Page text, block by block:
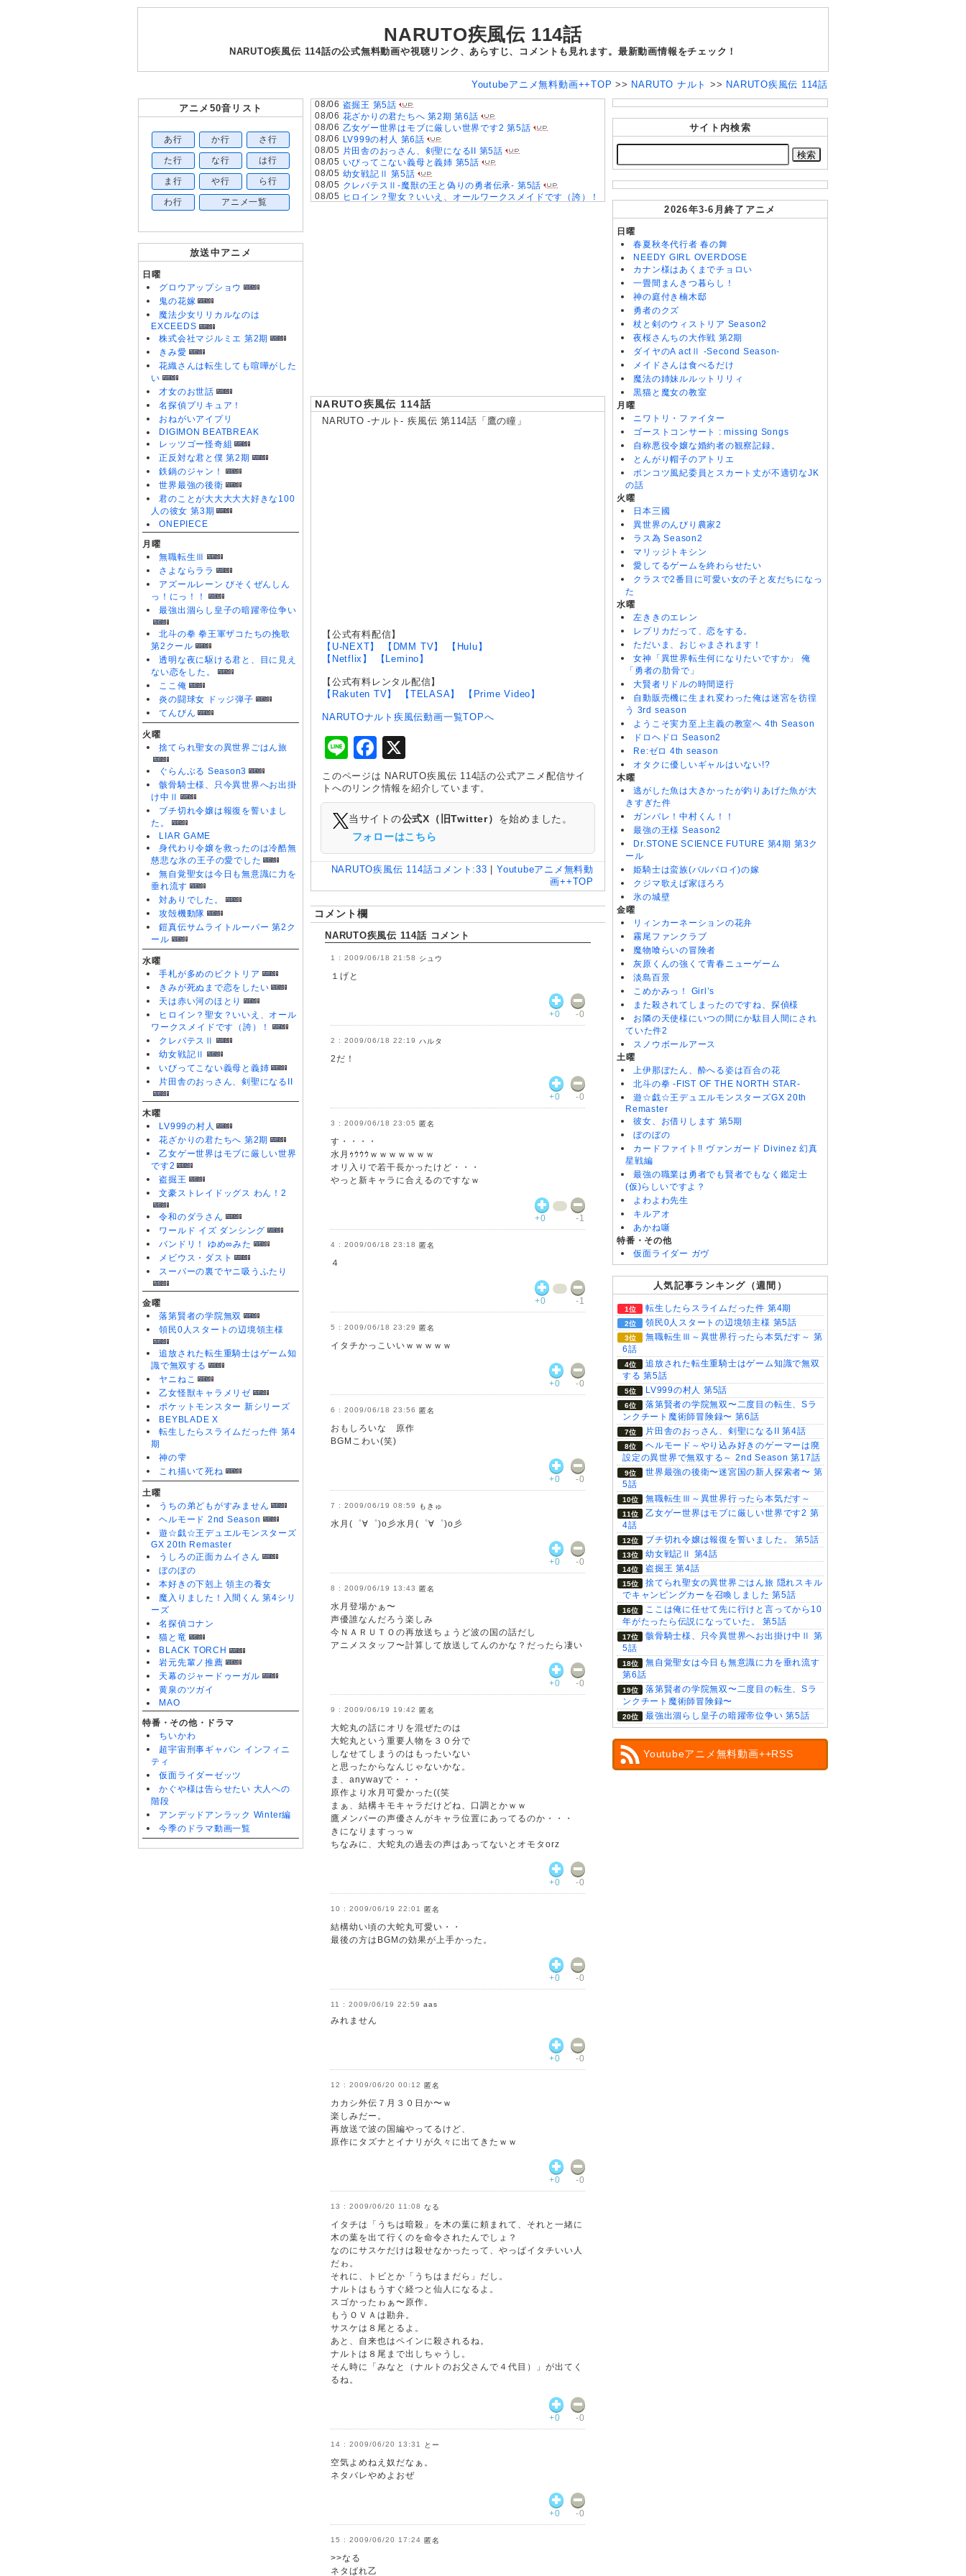
NARUTO疾風伝 114話
NARUTO疾風伝 114話の公式無料動画や視聴リンク、あらすじ、コメントも見れます。最新動画情報をチェック！
Youtubeアニメ無料動画++TOP>> NARUTO ナルト >> NARUTO疾風伝 114話
アニメ50音リスト
あ行 か行 さ行
た行 な行 は行
ま行 や行 ら行
わ行 アニメ一覧
放送中アニメ
日曜
グロウアップショウ
鬼の花嫁
魔法少女リリカルなのは
EXCEEDS
株式会社マジルミエ 第2期
きみ愛
花織さんは転生しても喧嘩がした
い
才女のお世話
名探偵プリキュア！
おねがいアイプリ
DIGIMON BEATBREAK
レッツゴー怪奇組
正反対な君と僕 第2期
鉄鍋のジャン！
世界最強の後衛
君のことが大大大大大好きな100
人の彼女 第3期
ONEPIECE
月曜
無職転生Ⅲ
さよならララ
アズールレーン びそくぜんしん
っ！にっ！！
最強出涸らし皇子の暗躍帝位争い
北斗の拳 拳王軍ザコたちの挽歌
第2クール
透明な夜に駆ける君と、目に見え
ない恋をした。
ここ俺
炎の闘球女 ドッジ弾子
てんびん
火曜
捨てられ聖女の異世界ごはん旅
ぐらんぶる Season3
骸骨騎士様、只今異世界へお出掛
け中Ⅱ
ブチ切れ令嬢は報復を誓いまし
た。
LIAR GAME
身代わり令嬢を救ったのは冷酷無
慈悲な氷の王子の愛でした
無自覚聖女は今日も無意識に力を
垂れ流す
対ありでした。
攻殻機動隊
鎧真伝サムライトルーパー 第2ク
ール
水曜
手札が多めのビクトリア
きみが死ぬまで恋をしたい
天は赤い河のほとり
ヒロイン？聖女？いいえ、オール
ワークスメイドです（誇）！
クレバテスⅡ
幼女戦記Ⅱ
いびってこない義母と義姉
片田舎のおっさん、剣聖になるII
木曜
LV999の村人
花ざかりの君たちへ 第2期
乙女ゲー世界はモブに厳しい世界
です2
盗掘王
文豪ストレイドッグス わん！2
令和のダラさん
ワールド イズ ダンシング
バンドリ！ ゆめ∞みた
メビウス・ダスト
スーパーの裏でヤニ吸うふたり
金曜
落第賢者の学院無双
領民0人スタートの辺境領主様
追放された転生重騎士はゲーム知
識で無双する
ヤニねこ
乙女怪獣キャラメリゼ
ポケットモンスター 新シリーズ
BEYBLADE X
転生したらスライムだった件 第4
期
神の雫
これ描いて死ね
土曜
うちの弟どもがすみません
ヘルモード 2nd Season
遊☆戯☆王デュエルモンスターズ
GX 20th Remaster
うしろの正面カムイさん
ぼのぼの
本好きの下剋上 領主の養女
魔入りました！入間くん 第4シリ
ーズ
名探偵コナン
猫と竜
BLACK TORCH
岩元先輩ノ推薦
天幕のジャードゥーガル
黄泉のツガイ
MAO
特番・その他・ドラマ
ちいかわ
超宇宙刑事ギャバン インフィニ
ティ
仮面ライダーゼッツ
かぐや様は告らせたい 大人への
階段
アンデッドアンラック Winter編
今季のドラマ動画一覧
08/06 盗掘王 第5話
08/06 花ざかりの君たちへ 第2期 第6話
08/06 乙女ゲー世界はモブに厳しい世界です2 第5話
08/06
LV999の村人 第6話
08/05
片田舎のおっさん、剣聖になるII 第5話
08/05 いびってこない義母と義姉 第5話
08/05 幼女戦記Ⅱ 第5話
08/05 クレバテスⅡ-魔獣の王と偽りの勇者伝承- 第5話
08/05
ヒロイン？聖女？いいえ、オールワークスメイドです（誇）！
NARUTO疾風伝 114話
NARUTO -ナルト- 疾風伝 第114話「鷹の瞳」
【公式有料配信】
【U-NEXT】
【DMM TV】
【Hulu】
【Netflix】
【Lemino】
【公式有料レンタル配信】
【Rakuten TV】
【TELASA】 【Prime Video】
NARUTOナルト疾風伝動画一覧TOPへ
LineFacebook
このページは NARUTO疾風伝 114話の公式アニメ配信サイ
トへのリンク情報を紹介しています。
当サイトの公式X（旧Twitter） を始めました。
フォローはこちら
NARUTO疾風伝 114話コメント:33 |Youtubeアニメ無料動
画++TOP
コメント欄
NARUTO疾風伝 114話 コメント
2009/06/18 21:58 シュウ
１げと
+0 -0
2009/06/18 22:19 ハルタ
2だ！
+0 -0
2009/06/18 23:05 匿名
す・・・・
水月ｩｳｳｳｗｗｗｗｗｗｗ
オリ入りで若干長かったけど・・・
やっと新キャラに合えるのですなｗ
+0 -1
2009/06/18 23:18 匿名
４
+0 -1
2009/06/18 23:29 匿名
イタチかっこいいｗｗｗｗｗ
+0 -0
2009/06/18 23:56 匿名
おもしろいな 原作
BGMこわい(笑)
+0 -0
2009/06/19 08:59 もきゅ
水月(゜∀゜)o彡水月(゜∀゜)o彡
+0 -0
2009/06/19 13:43 匿名
水月登場かぁ〜
声優誰なんだろう楽しみ
今ＮＡＲＵＴＯの再放送ちょうど波の国の話だし
アニメスタッフ〜計算して放送してんのかな？だったら凄い
+0 -0
2009/06/19 19:42 匿名
大蛇丸の話にオリを混ぜたのは
大蛇丸という重要人物を３０分で
しなせてしまうのはもったいない
と思ったからなんじゃないかな。
ま、anywayで・・・
原作より水月可愛かった((笑
まぁ、結構キモキャラだけどね、口調とかｗｗ
鷹メンバーの声優さんがキャラ位置にあってるのか・・・
きになりますっっｗ
ちなみに、大蛇丸の過去の声はあってないとオモタorz
+0 -0
2009/06/19 22:01 匿名
結構幼い頃の大蛇丸可愛い・・
最後の方はBGMの効果が上手かった。
+0 -0
2009/06/19 22:59 aas
みれません
+0 -0
2009/06/20 00:12 匿名
カカシ外伝７月３０日か〜ｗ
楽しみだー。
再放送で波の国編やってるけど、
原作にタズナとイナリが久々に出てきたｗｗ
+0 -0
2009/06/20 11:08 なる
イタチは「うちは暗殺」を木の葉に頼まれて、それと一緒に
木の葉を出て行くのを命令されたんでしょ？
なのにサスケだけは殺せなかったって、やっぱイタチいい人
だゎ。
それに、トビとか「うちはまだら」だし。
ナルトはもうすぐ経つと仙人になるよ。
スゴかったゎぁ〜原作。
もうＯＶＡは勘弁。
サスケは８尾とるよ。
あと、自来也はペインに殺されるね。
ナルトは８尾まで出しちゃうし。
そん時に「みなと（ナルトのお父さんで４代目）」が出てく
るね。
+0 -0
2009/06/20 13:31 とー
空気よめねえ奴だなぁ。
ネタバレやめよおぜ
+0 -0
2009/06/20 17:24 匿名
>>なる
ネタばれ乙
サイト内検索
2026年3-6月終了アニメ
日曜
春夏秋冬代行者 春の舞
NEEDY GIRL OVERDOSE
カナン様はあくまでチョロい
一畳間まんきつ暮らし！
神の庭付き楠木邸
勇者のクズ
杖と剣のウィストリア Season2
夜桜さんちの大作戦 第2期
ダイヤのA actⅡ -Second Season-
メイドさんは食べるだけ
魔法の姉妹ルルットリリィ
黒猫と魔女の教室
月曜
ニワトリ・ファイター
ゴーストコンサート : missing Songs
自称悪役令嬢な婚約者の観察記録。
とんがり帽子のアトリエ
ポンコツ風紀委員とスカート丈が不適切なJK
の話
火曜
日本三國
異世界のんびり農家2
ラス為 Season2
マリッジトキシン
愛してるゲームを終わらせたい
クラスで2番目に可愛い女の子と友だちになっ
た
水曜
左ききのエレン
レプリカだって、恋をする。
ただいま、おじゃまされます！
女神「異世界転生何になりたいですか」 俺
「勇者の肋骨で」
大賢者リドルの時間逆行
自動販売機に生まれ変わった俺は迷宮を彷徨
う 3rd season
ようこそ実力至上主義の教室へ 4th Season
ドロヘドロ Season2
Re:ゼロ 4th season
オタクに優しいギャルはいない!?
木曜
逃がした魚は大きかったが釣りあげた魚が大
きすぎた件
ガンバレ！中村くん！！
最強の王様 Season2
Dr.STONE SCIENCE FUTURE 第4期 第3ク
ール
姫騎士は蛮族(バルバロイ)の嫁
クジマ歌えば家ほろろ
氷の城壁
金曜
リィンカーネーションの花弁
霧尾ファンクラブ
魔物喰らいの冒険者
灰原くんの強くて青春ニューゲーム
淡島百景
こめかみっ！ Girl’s
また殺されてしまったのですね、探偵様
お隣の天使様にいつの間にか駄目人間にされ
ていた件2
スノウボールアース
土曜
上伊那ぼたん、酔へる姿は百合の花
北斗の拳 -FIST OF THE NORTH STAR-
遊☆戯☆王デュエルモンスターズGX 20th
Remaster
彼女、お借りします 第5期
ぼのぼの
カードファイト!! ヴァンガード Divinez 幻真
星戦編
最強の職業は勇者でも賢者でもなく鑑定士
(仮)らしいですよ？
よわよわ先生
キルアオ
あかね噺
特番・その他
仮面ライダー ガヴ
人気記事ランキング（週間）
転生したらスライムだった件 第4期
領民0人スタートの辺境領主様 第5話
無職転生Ⅲ～異世界行ったら本気だす～ 第
6話
追放された転生重騎士はゲーム知識で無双
する 第5話
LV999の村人 第5話
落第賢者の学院無双〜二度目の転生、Sラ
ンクチート魔術師冒険録〜 第6話
片田舎のおっさん、剣聖になるII 第4話
ヘルモード～やり込み好きのゲーマーは廃
設定の異世界で無双する～ 2nd Season 第17話
世界最強の後衛〜迷宮国の新人探索者〜 第
5話
無職転生Ⅲ～異世界行ったら本気だす～
乙女ゲー世界はモブに厳しい世界です2 第
4話
ブチ切れ令嬢は報復を誓いました。 第5話
幼女戦記Ⅱ 第4話
盗掘王 第4話
捨てられ聖女の異世界ごはん旅 隠れスキル
でキャンピングカーを召喚しました 第5話
ここは俺に任せて先に行けと言ってから10
年がたったら伝説になっていた。 第5話
骸骨騎士様、只今異世界へお出掛け中Ⅱ 第
5話
無自覚聖女は今日も無意識に力を垂れ流す
第6話
落第賢者の学院無双〜二度目の転生、Sラ
ンクチート魔術師冒険録〜
最強出涸らし皇子の暗躍帝位争い 第5話
Youtubeアニメ無料動画++RSS